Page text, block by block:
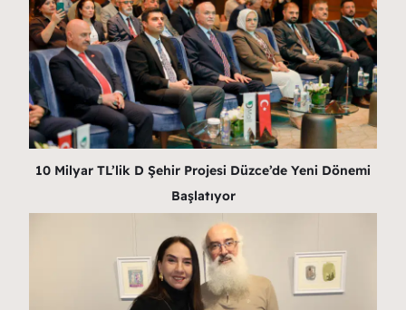
10 Milyar TL’lik D Şehir Projesi Düzce’de Yeni Dönemi
Başlatıyor